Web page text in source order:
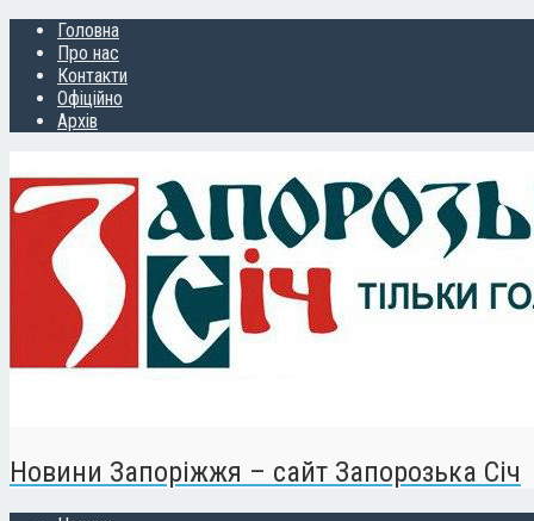
Головна
Про нас
Контакти
Офіційно
Архів
Новини Запоріжжя – сайт Запорозька Січ